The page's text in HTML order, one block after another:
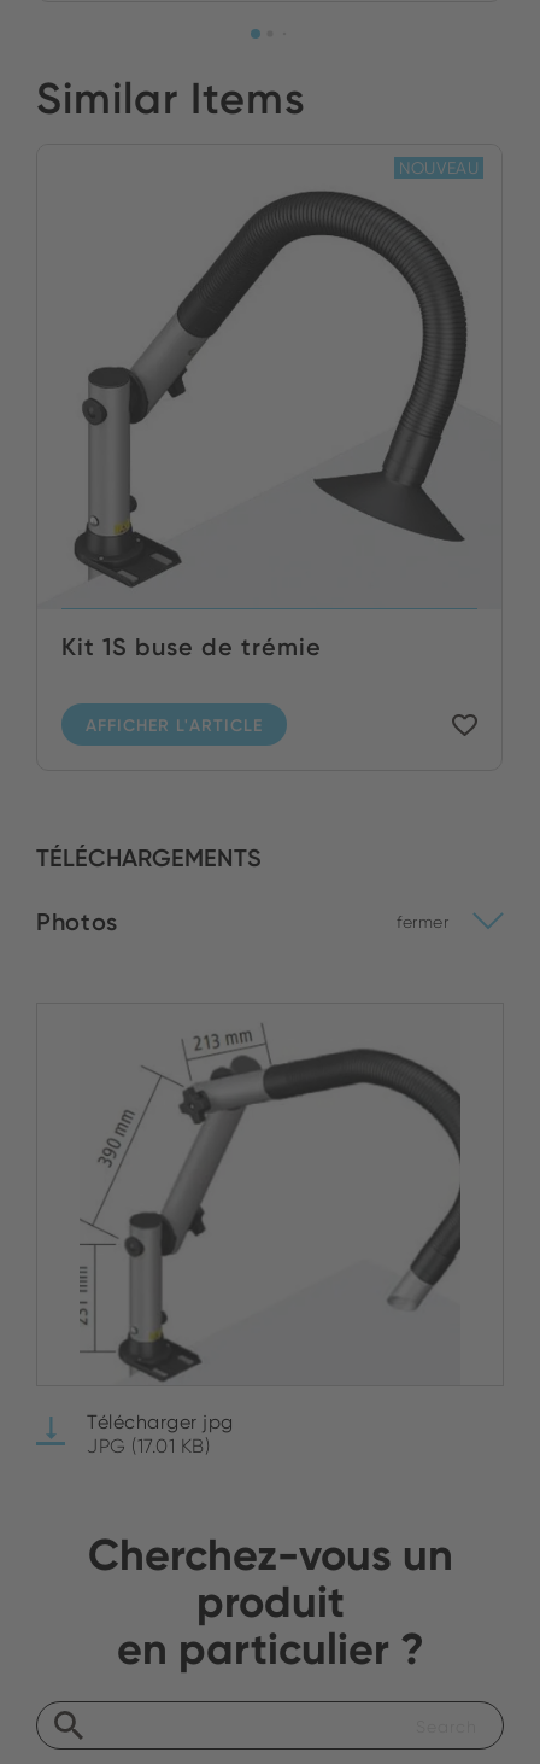
Similar Items
Kit 1S buse de trémie
AFFICHER L'ARTICLE
NOUVEAU
TÉLÉCHARGEMENTS
Photos fermer
Télécharger jpg
JPG (17.01 KB)
Cherchez-vous un
produit
en particulier ?